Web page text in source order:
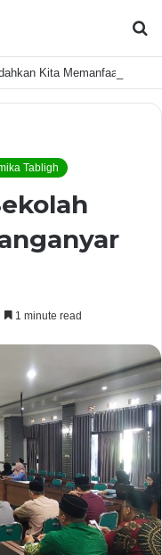
Tabligh
1 minute read